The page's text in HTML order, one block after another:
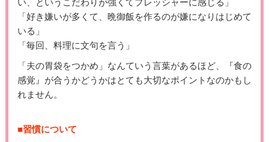
い、というこだわりが強くてプレッシャーに感じる」
「好き嫌いが多くて、晩御飯を作るのが嫌になりはじめて
いる」
「毎回、料理に文句を言う」
「夫の胃袋をつかめ」なんていう言葉があるほど、『食の
感覚』が合うかどうかはとても大切なポイントなのかもし
れません。
■習慣について